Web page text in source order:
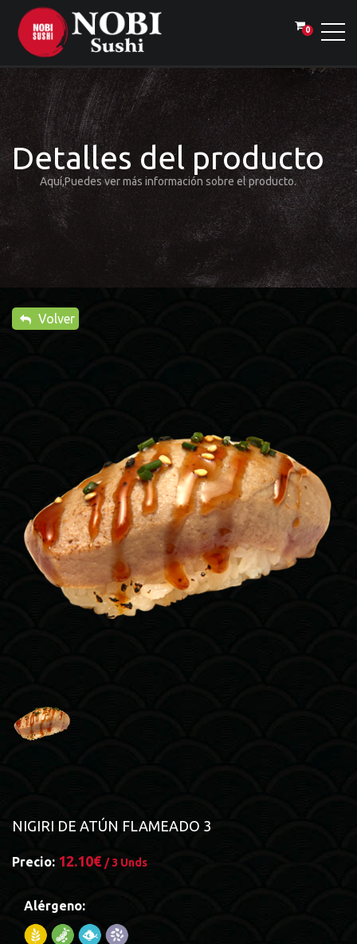
0
Detalles del producto
Aquí,Puedes ver más información sobre el producto.
Volver
NIGIRI DE ATÚN FLAMEADO 3
Precio: 12.10€ / 3 Unds
Alérgeno: